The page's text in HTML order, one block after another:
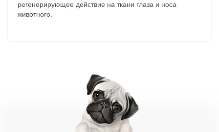
регенерирующее действие на ткани глаза и носа
животного.